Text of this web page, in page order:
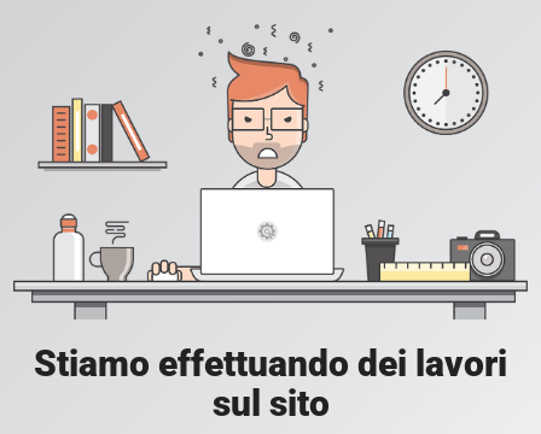
Stiamo effettuando dei lavori
sul sito